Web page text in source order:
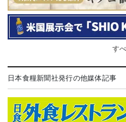
す
日本食糧新聞社発行の他媒体記事